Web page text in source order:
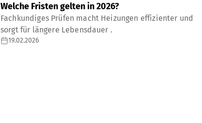
Welche Fristen gelten in 2026?
Fachkundiges Prüfen macht Heizungen effizienter und
sorgt für längere Lebensdauer .
19.02.2026